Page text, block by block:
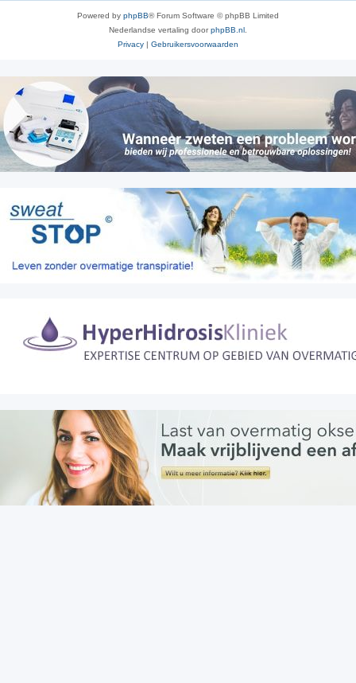
Powered by phpBB® Forum Software © phpBB Limited
Nederlandse vertaling doorphpBB.nl
Privacy | Gebruikersvoorwaarden